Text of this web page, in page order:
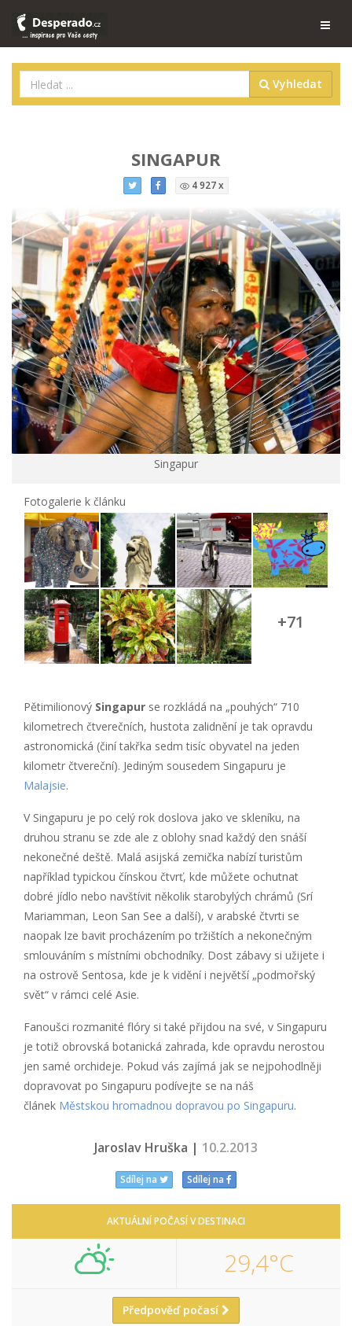
Vyhledat
SINGAPUR
4 927 x
Singapur
Fotogalerie k článku
+71
Pětimilionový Singapur se rozkládá na „pouhých“ 710
kilometrech čtverečních, hustota zalidnění je tak opravdu
astronomická (činí takřka sedm tisíc obyvatel na jeden
kilometr čtvereční). Jediným sousedem Singapuru je
Malajsie.
V Singapuru je po celý rok doslova jako ve skleníku, na
druhou stranu se zde ale z oblohy snad každý den snáší
nekonečné deště. Malá asijská zemička nabízí turistům
například typickou čínskou čtvrť, kde můžete ochutnat
dobré jídlo nebo navštívit několik starobylých chrámů (Srí
Mariamman, Leon San See a další), v arabské čtvrti se
naopak lze bavit procházením po tržištích a nekonečným
smlouváním s místními obchodníky. Dost zábavy si užijete i
na ostrově Sentosa, kde je k vidění i největší „podmořský
svět“ v rámci celé Asie.
Fanoušci rozmanité flóry si také přijdou na své, v Singapuru
je totiž obrovská botanická zahrada, kde opravdu nerostou
jen samé orchideje. Pokud vás zajímá jak se nejpohodlněji
dopravovat po Singapuru podívejte se na náš
článek Městskou hromadnou dopravou po Singapuru.
Jaroslav Hruška | 10.2.2013
Sdílej na Sdílej na
AKTUÁLNÍ POČASÍ V DESTINACI
29,4°C
Předpověď počasí